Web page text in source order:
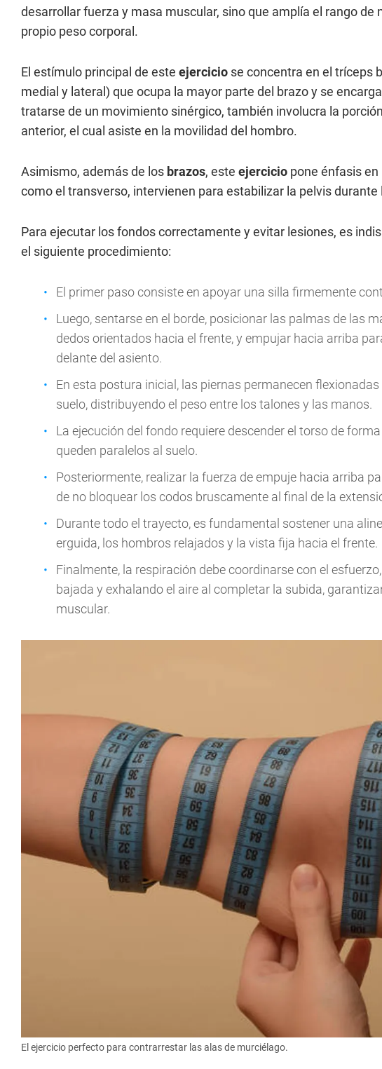
desarrollar fuerza y masa muscular, sino que amplía el rango
propio peso corporal.
El estímulo principal de este ejercicio se concentra en el tríceps
medial y lateral) que ocupa la mayor parte del brazo y se
tratarse de un movimiento sinérgico, también involucra la
anterior, el cual asiste en la movilidad del hombro.
Asimismo, además de los brazos, este ejercicio pone énfasis
como el transverso, intervienen para estabilizar la pelvis
Para ejecutar los fondos correctamente y evitar lesiones, es
el siguiente procedimiento:
El primer paso consiste en apoyar una silla firmemente
Luego, sentarse en el borde, posicionar las palmas de las
dedos orientados hacia el frente, y empujar hacia arriba
delante del asiento.
En esta postura inicial, las piernas permanecen
suelo, distribuyendo el peso entre los talones y las manos.
La ejecución del fondo requiere descender el torso de
queden paralelos al suelo.
Posteriormente, realizar la fuerza de empuje hacia arriba
de no bloquear los codos bruscamente al final de la
Durante todo el trayecto, es fundamental sostener una
erguida, los hombros relajados y la vista fija hacia el frente.
Finalmente, la respiración debe coordinarse con el
bajada y exhalando el aire al completar la subida,
muscular.
El ejercicio perfecto para contrarrestar las alas de murciélago.